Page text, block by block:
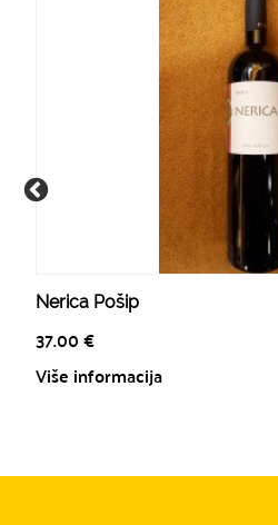
Nerica Pošip
37.00€
Više informacija